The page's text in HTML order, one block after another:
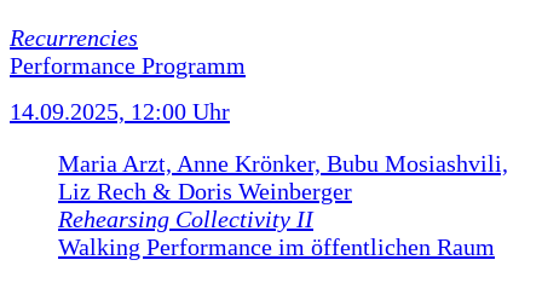
Recurrencies
Performance Programm
14.09.2025, 12:00 Uhr
Maria Arzt, Anne Krönker, Bubu Mosiashvili,
Liz Rech & Doris Weinberger
Rehearsing Collectivity II
Walking Performance im öffentlichen Raum